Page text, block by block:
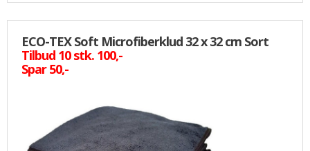
ECO-TEX Soft Microfiberklud 32 x 32 cm Sort
Tilbud 10 stk. 100,-
Spar 50,-